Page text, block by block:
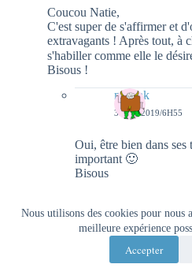
Nous utilisons des cookies pour nous
meilleure expérience
Accepter
Coucou Natie,
C'est super de s'affirmer et
extravagants ! Après tout, à
s'habiller comme elle le
Bisous !
natieak
3 MAI 2019/6H55
Oui, être bien dans ses
important 🙂
Bisous
2 MAI 2019/14H48
Ohhhh j'adore !!! Ce n'est
mais j'aime beaucoup la jupe